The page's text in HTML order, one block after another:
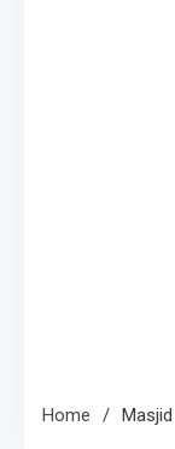
Home Masjid